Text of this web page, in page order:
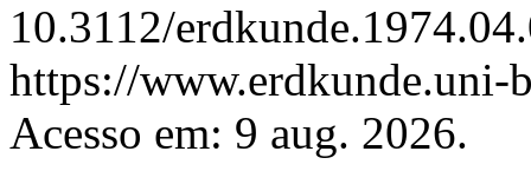
10.3112/
https://www.erdkunde.uni-
Acesso em: 9 aug. 2026.